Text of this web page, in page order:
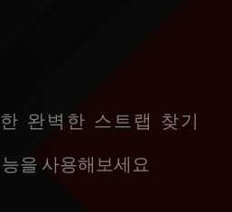
완벽한 스트랩 찾기
을 사용해보세요